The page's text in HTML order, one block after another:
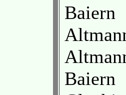
Baiern
Baiern